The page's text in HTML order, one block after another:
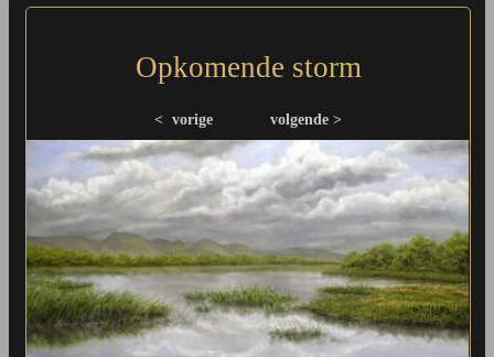
Opkomende storm
< vorige volgende >